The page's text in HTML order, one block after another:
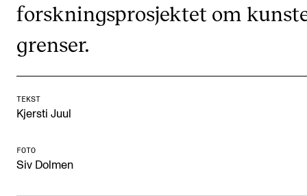
Arrangementer og konserter
INFO
Kontakt oss
forskningsprosjektet om
grenser.
TEKST
Kjersti Juul
FOTO
Siv Dolmen